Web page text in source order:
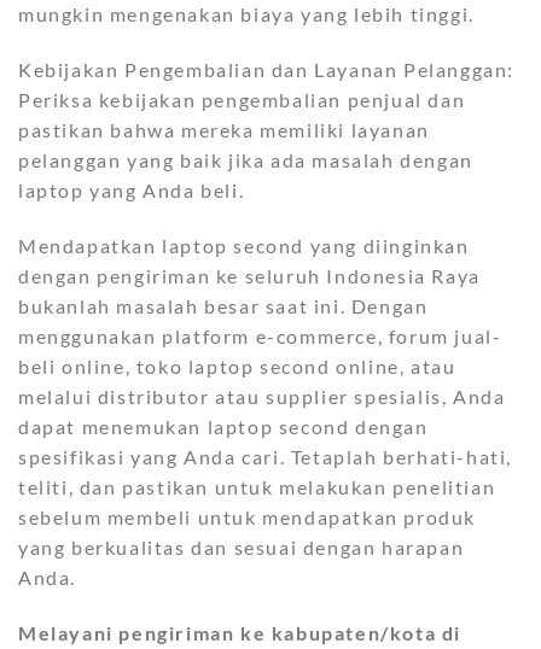
mungkin mengenakan biaya yang lebih tinggi.
Kebijakan Pengembalian dan Layanan Pelanggan:
Periksa kebijakan pengembalian penjual dan
pastikan bahwa mereka memiliki layanan
pelanggan yang baik jika ada masalah dengan
laptop yang Anda beli.
Mendapatkan laptop second yang diinginkan
dengan pengiriman ke seluruh Indonesia Raya
bukanlah masalah besar saat ini. Dengan
menggunakan platform e-commerce, forum jual-
beli online, toko laptop second online, atau
melalui distributor atau supplier spesialis, Anda
dapat menemukan laptop second dengan
spesifikasi yang Anda cari. Tetaplah berhati-hati,
teliti, dan pastikan untuk melakukan penelitian
sebelum membeli untuk mendapatkan produk
yang berkualitas dan sesuai dengan harapan
Anda.
Melayani pengiriman ke kabupaten/kota di